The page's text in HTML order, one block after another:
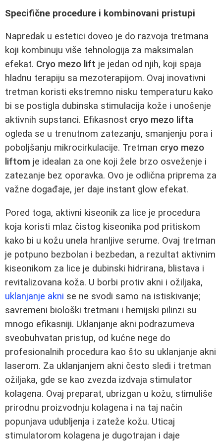
Specifične procedure i kombinovani pristupi
Napredak u estetici doveo je do razvoja tretmana
koji kombinuju više tehnologija za maksimalan
efekat. Cryo mezo lift je jedan od njih, koji spaja
hladnu terapiju sa mezoterapijom. Ovaj inovativni
tretman koristi ekstremno nisku temperaturu kako
bi se postigla dubinska stimulacija kože i unošenje
aktivnih supstanci. Efikasnost cryo mezo lifta
ogleda se u trenutnom zatezanju, smanjenju pora i
poboljšanju mikrocirkulacije. Tretman cryo mezo
liftom je idealan za one koji žele brzo osveženje i
zatezanje bez oporavka. Ovo je odlična priprema za
važne događaje, jer daje instant glow efekat.
Pored toga, aktivni kiseonik za lice je procedura
koja koristi mlaz čistog kiseonika pod pritiskom
kako bi u kožu unela hranljive serume. Ovaj tretman
je potpuno bezbolan i bezbedan, a rezultat aktivnim
kiseonikom za lice je dubinski hidrirana, blistava i
revitalizovana koža. U borbi protiv akni i ožiljaka,
uklanjanje akni se ne svodi samo na istiskivanje;
savremeni biološki tretmani i hemijski pilinzi su
mnogo efikasniji. Uklanjanje akni podrazumeva
sveobuhvatan pristup, od kućne nege do
profesionalnih procedura kao što su uklanjanje akni
laserom. Za uklanjanjem akni često sledi i tretman
ožiljaka, gde se kao zvezda izdvaja stimulator
kolagena. Ovaj preparat, ubrizgan u kožu, stimuliše
prirodnu proizvodnju kolagena i na taj način
popunjava udubljenja i zateže kožu. Uticaj
stimulatorom kolagena je dugotrajan i daje